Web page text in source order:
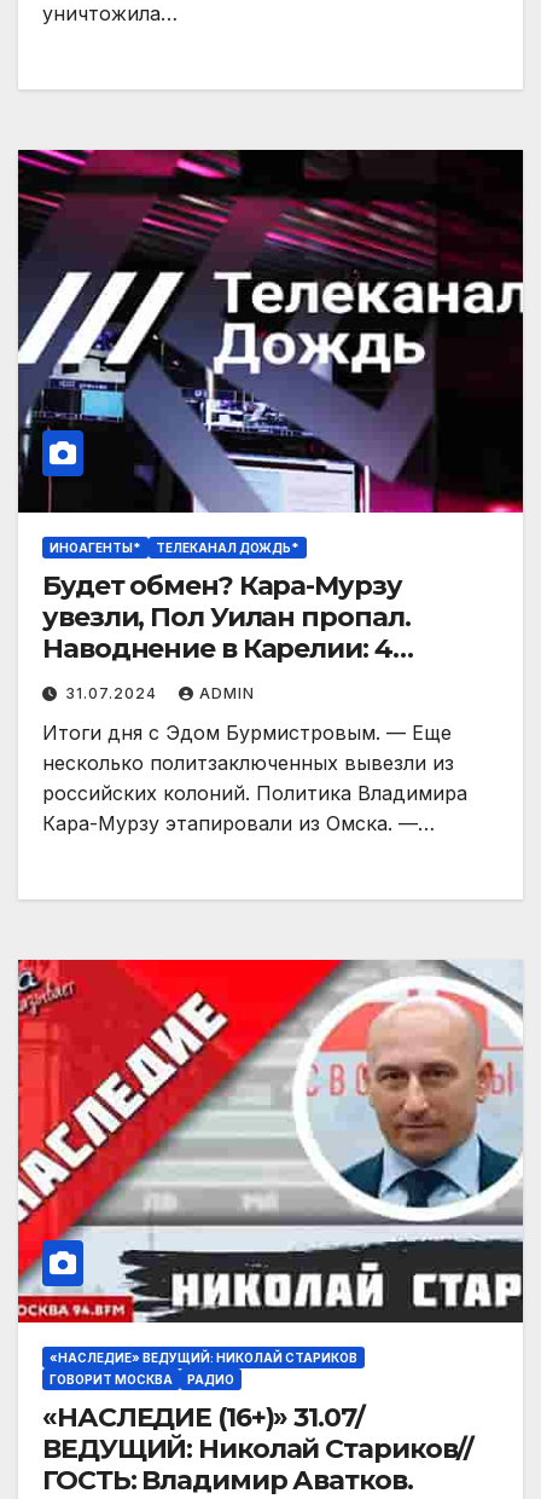
уничтожила…
ИНОАГЕНТЫ* ТЕЛЕКАНАЛ ДОЖДЬ*
Будет обмен? Кара-Мурзу
увезли, Пол Уилан пропал.
Наводнение в Карелии: 4
погибших. Енот из Херсона
31.07.2024 ADMIN
Итоги дня с Эдом Бурмистровым. — Еще
несколько политзаключенных вывезли из
российских колоний. Политика Владимира
Кара-Мурзу этапировали из Омска. —…
«НАСЛЕДИЕ» ВЕДУЩИЙ: НИКОЛАЙ СТАРИКОВ
ГОВОРИТ МОСКВА
РАДИО
«НАСЛЕДИЕ (16+)» 31.07/
ВЕДУЩИЙ: Николай Стариков//
ГОСТЬ: Владимир Аватков.